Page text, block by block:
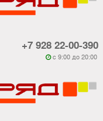
+7 928 22-00-390
 c 9:00 до 20:00